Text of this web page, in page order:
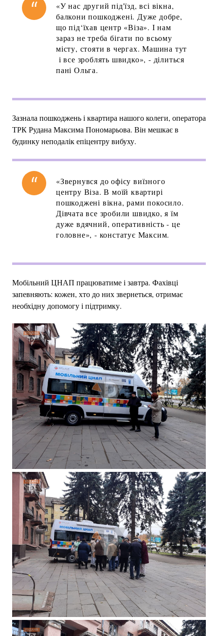
«У нас другий під'їзд, всі вікна,
балкони пошкоджені. Дуже добре,
що під‘їхав центр «Віза». І нам
зараз не треба бігати по всьому
місту, стояти в чергах. Машина тут
і все зроблять швидко», - ділиться
пані Ольга.
Зазнала пошкоджень і квартира нашого колеги, оператора
ТРК Рудана Максима Пономарьова. Він мешкає в
будинку неподалік епіцентру вибуху.
«Звернувся до офісу виїзного
центру Віза. В моїй квартирі
пошкоджені вікна, рами покосило.
Дівчата все зробили швидко, я їм
дуже вдячний, оперативність - це
головне», - констатує Максим.
Мобільний ЦНАП працюватиме і завтра. Фахівці
запевняють: кожен, хто до них звернеться, отримає
необхідну допомогу і підтримку.